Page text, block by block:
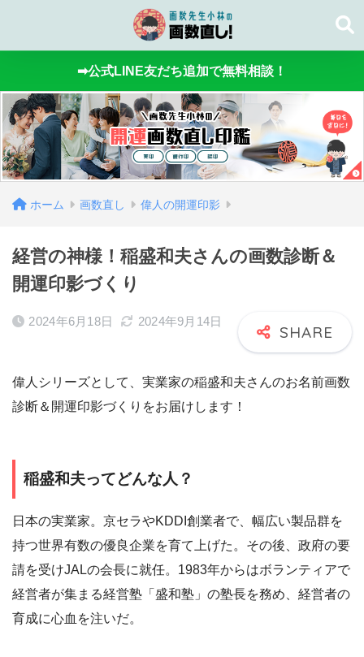
➡公式LINE友だち追加で無料相談！
ホーム 画数直し 偉人の開運印影
経営の神様！稲盛和夫さんの画数診断＆
開運印影づくり
2024年6月18日 2024年9月14日
偉人シリーズとして、実業家の稲盛和夫さんのお名前画数
診断＆開運印影づくりをお届けします！
稲盛和夫ってどんな人？
日本の実業家。京セラやKDDI創業者で、幅広い製品群を
持つ世界有数の優良企業を育て上げた。その後、政府の要
請を受けJALの会長に就任。1983年からはボランティアで
経営者が集まる経営塾「盛和塾」の塾長を務め、経営者の
育成に心血を注いだ。